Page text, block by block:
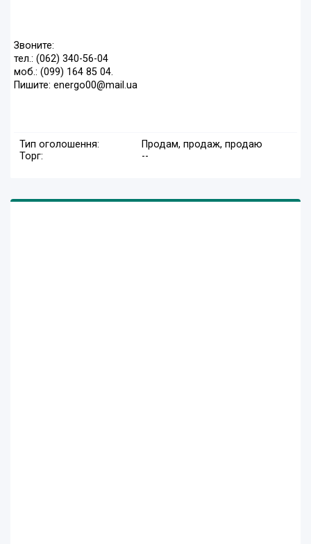
Звоните:
тел.: (062) 340-56-04
моб.: (099) 164 85 04.
Пишите: energo00@mail.ua
Тип оголошення:
Продам, продаж, продаю
Торг:
--